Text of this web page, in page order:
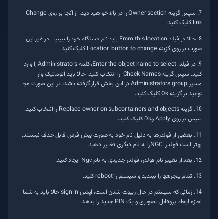
7. سپس گزینه
Owner sectionرا در بالا خواهید دید، از آنجا بر روی Change
link کلیک کنید.
8. حالا در فیلد
From this location باید نام دستگاه خود را ببینید. در غیر این
صورت بر روی گزینه Location button to change کلیک کنید.
9. در فیلد
، کلمهAdministrators‌ را وارد
کنید. سپس گزینهCheck Names را انتخاب کنید. حالا باید اتوماتیک وار
مسیرAdministrators groupدر این بخش قرار گرفته باشد، در این صورت می­
توانید بر گزینهOkکلیک کنید.
10. گزینه
Replace owner on subcontainers and objects را انتخاب کنید.
سپس بر رویApplyوOkکلیک کنید.
11. بعضی از فولدرها به دلیل نام خود به صورت پیش فرض قابل حذف نیستند.
بهتر است فولدر
‌را به نام دیگری تغییر دهید.
12. بعد از تغییر نام فولدر، فولدر جدیدی به نام
Ngc ایجاد کنید.
13. تمام پنجره­ها را ببندید و سیستم را
rebootکنید.
14. زمانی که سیستم در حال ریبوت شدن است، آپشن
sign inحالا باید به شما
اجازه ایجاد پروفایل تصویری و یک PIN جدید را بدهد.